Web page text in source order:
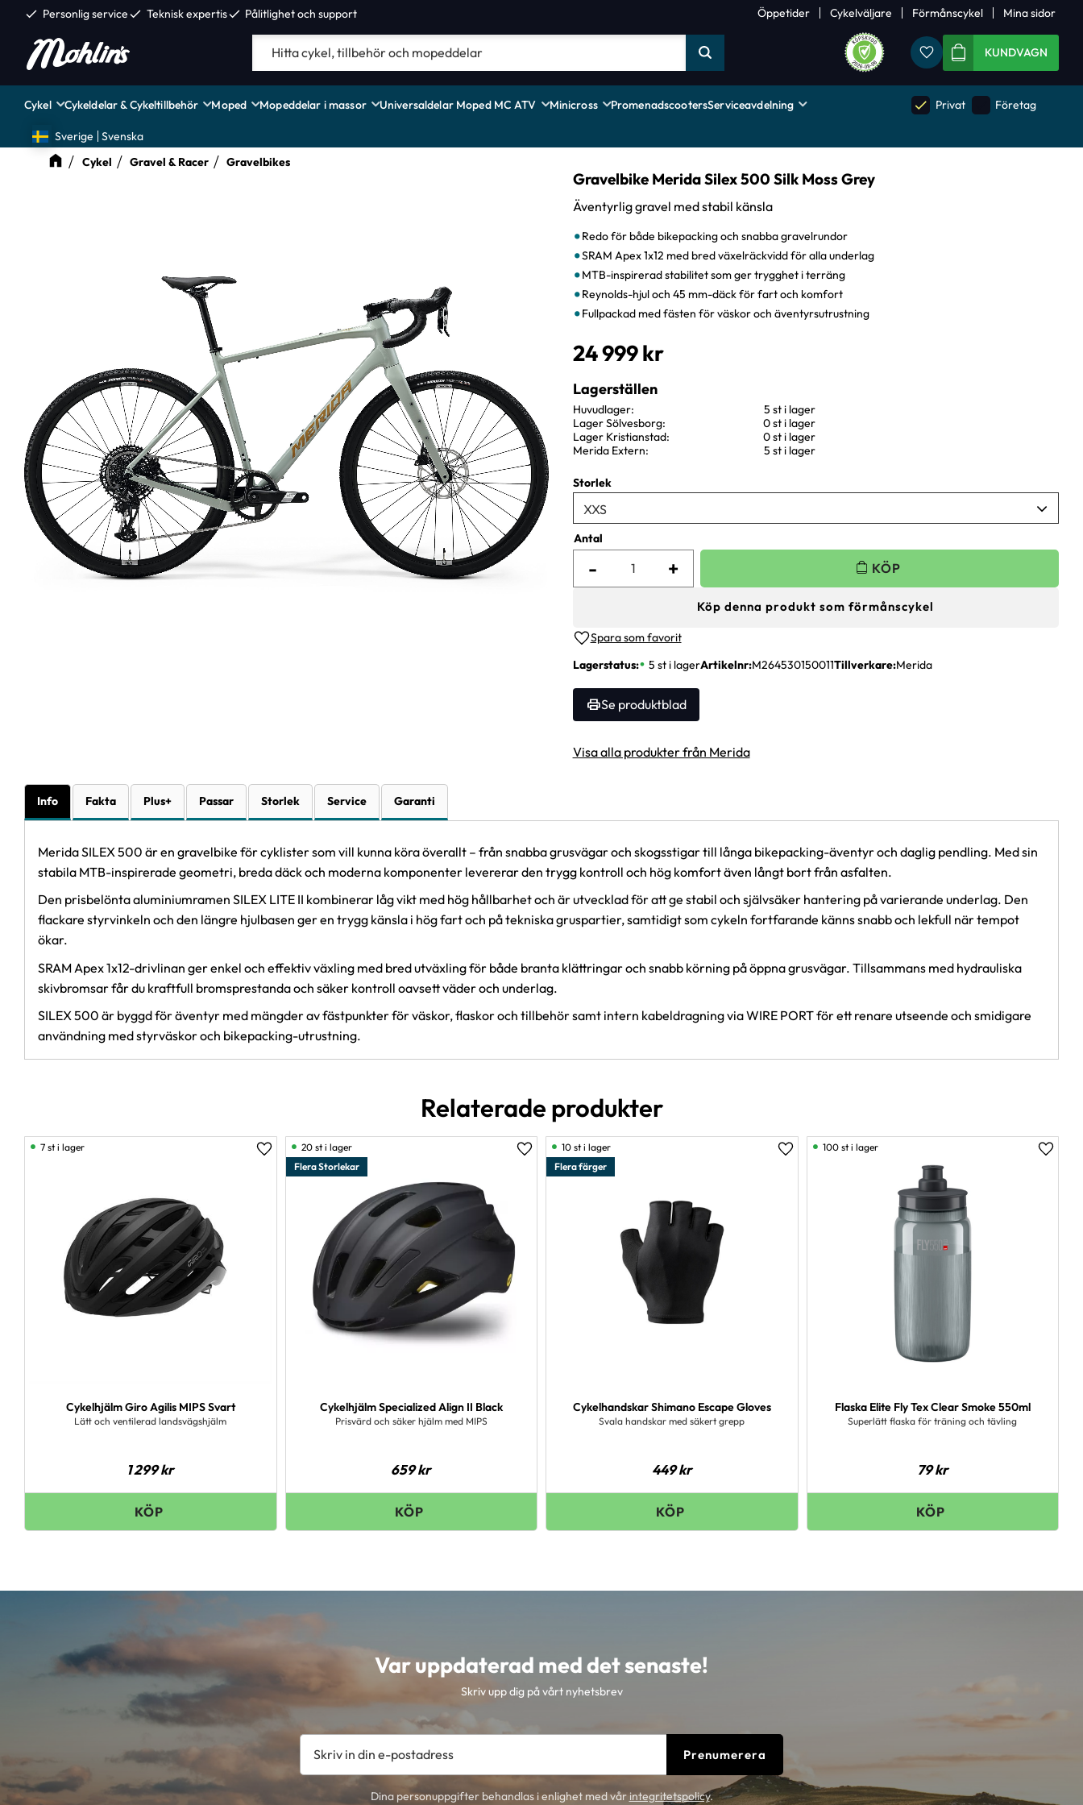
check Personlig servicecheck Teknisk expertischeck Pålitlighet och support Öppetider Cykelväljare Förmånscykel Mina sidor
FavoriterKUNDVAGN
Cykel Cykeldelar & Cykeltillbehör Moped Mopeddelar i massor Universaldelar Moped MC ATV Minicross PromenadscootersServiceavdelning done Privat Företag
Sverige
Svenska
Cykel
Gravel & Racer Gravelbikes
Gravelbike Merida Silex 500 Silk Moss Grey
Äventyrlig gravel med stabil känsla
Redo för både bikepacking och snabba gravelrundor
SRAM Apex 1x12 med bred växelräckvidd för alla underlag
MTB-inspirerad stabilitet som ger trygghet i terräng
Reynolds-hjul och 45 mm-däck för fart och komfort
Fullpackad med fästen för väskor och äventyrsutrustning
24 999kr
Storlek
Antal
+
-
Lägg till i favoriter
Köp denna produkt som förmånscykel
Lagerstatus 5 st i lagerArtikelnr M264530150011Tillverkare Merida
Se produktblad
Lagerställen
Huvudlager
5 st i lager
Lager Sölvesborg
0 st i lager
Lager Kristianstad
0 st i lager
Merida Extern
5 st i lager
Visa alla produkter från Merida
Info Fakta Plus+ Passar Storlek Service Garanti
Merida SILEX 500 är en gravelbike för cyklister som vill kunna köra överallt – från snabba grusvägar och skogsstigar till långa bikepacking-äventyr och daglig pendling. Med sin
stabila MTB-inspirerade geometri, breda däck och moderna komponenter levererar den trygg kontroll och hög komfort även långt bort från asfalten.
Den prisbelönta aluminiumramen SILEX LITE II kombinerar låg vikt med hög hållbarhet och är utvecklad för att ge stabil och självsäker hantering på varierande underlag. Den
flackare styrvinkeln och den längre hjulbasen ger en trygg känsla i hög fart och på tekniska gruspartier, samtidigt som cykeln fortfarande känns snabb och lekfull när tempot
ökar.
SRAM Apex 1x12-drivlinan ger enkel och effektiv växling med bred utväxling för både branta klättringar och snabb körning på öppna grusvägar. Tillsammans med hydrauliska
skivbromsar får du kraftfull bromsprestanda och säker kontroll oavsett väder och underlag.
SILEX 500 är byggd för äventyr med mängder av fästpunkter för väskor, flaskor och tillbehör samt intern kabeldragning via WIRE PORT för ett renare utseende och smidigare
användning med styrväskor och bikepacking-utrustning.
Relaterade produkter
Cykelhjälm Giro Agilis MIPS Svart
Lätt och ventilerad landsvägshjälm
1 299kr
Lägg till i favoriter
7 st i lager
Cykelhjälm Specialized Align II Black
Prisvärd och säker hjälm med MIPS
659kr
Flera Storlekar
Lägg till i favoriter
20 st i lager
Cykelhandskar Shimano Escape Gloves
Svala handskar med säkert grepp
449kr
Flera färger
Lägg till i favoriter
10 st i lager
Flaska Elite Fly Tex Clear Smoke 550ml
Superlätt flaska för träning och tävling
79kr
Lägg
100 st i lager
Var uppdaterad med det senaste!
Skriv upp dig på vårt nyhetsbrev
Prenumerera
Dina personuppgifter behandlas i enlighet med vårintegritetspolicy.